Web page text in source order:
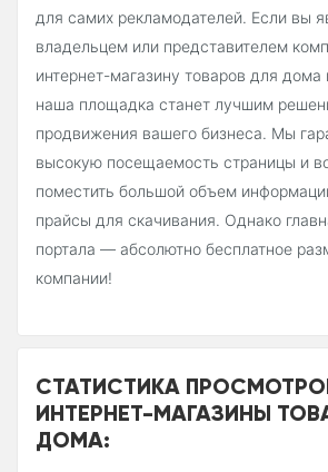
для самих рекламодателей. Если вы
владельцем или представителем
интернет-магазину товаров для дома
наша площадка станет лучшим
продвижения вашего бизнеса. Мы
высокую посещаемость страницы и
поместить большой объем
прайсы для скачивания. Однако
портала — абсолютно бесплатное
компании!
СТАТИСТИКА
ИНТЕРНЕТ-МАГАЗИНЫ
ДОМА: